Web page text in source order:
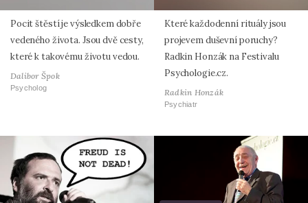
Pocit štěstí je výsledkem dobře
vedeného života. Jsou dvě cesty,
které k takovému životu vedou.
Dalibor Špok
Psycholog
Které každodenní rituály jsou
projevem duševní poruchy?
Radkin Honzák na Festivalu
Psychologie.cz.
Radkin Honzák
Psychiatr